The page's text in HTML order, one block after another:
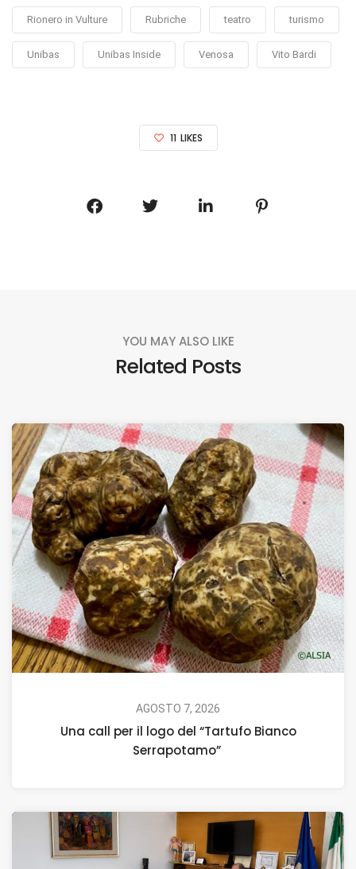
Rionero in Vulture Rubriche teatro turismo
Unibas Unibas Inside Venosa Vito Bardi
11 LIKES
YOU MAY ALSO LIKE
Related Posts
AGOSTO 7, 2026
Una call per il logo del “Tartufo Bianco
Serrapotamo”